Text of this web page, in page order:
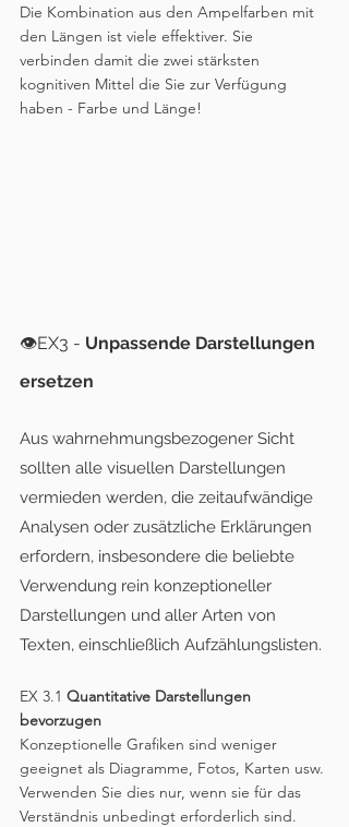
Die Kombination aus den Ampelfarben mit
den Längen ist viele effektiver. Sie
verbinden damit die zwei stärksten
kognitiven Mittel die Sie zur Verfügung
haben - Farbe und Länge!
👁️EX3 - Unpassende Darstellungen
ersetzen
Aus wahrnehmungsbezogener Sicht
sollten alle visuellen Darstellungen
vermieden werden, die zeitaufwändige
Analysen oder zusätzliche Erklärungen
erfordern, insbesondere die beliebte
Verwendung rein konzeptioneller
Darstellungen und aller Arten von
Texten, einschließlich Aufzählungslisten.
EX 3.1 Quantitative Darstellungen
bevorzugen
Konzeptionelle Grafiken sind weniger
geeignet als Diagramme, Fotos, Karten usw.
Verwenden Sie dies nur, wenn sie für das
Verständnis unbedingt erforderlich sind.